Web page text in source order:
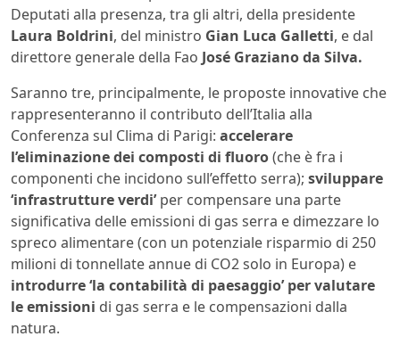
Deputati alla presenza, tra gli altri, della presidente
Laura Boldrini, del ministro Gian Luca Galletti, e dal
direttore generale della Fao José Graziano da Silva.
Saranno tre, principalmente, le proposte innovative che
rappresenteranno il contributo dell’Italia alla
Conferenza sul Clima di Parigi: accelerare
l’eliminazione dei composti di fluoro(che è fra i
componenti che incidono sull’effetto serra); sviluppare
‘infrastrutture verdi’per compensare una parte
significativa delle emissioni di gas serra e dimezzare lo
spreco alimentare (con un potenziale risparmio di 250
milioni di tonnellate annue di CO2 solo in Europa) e
introdurre ‘la contabilità di paesaggio’ per valutare
le emissioni di gas serra e le compensazioni dalla
natura.